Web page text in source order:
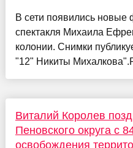
В сети появились новые
спектакля Михаила
колонии. Снимки
"12" Никиты
Виталий Королев
Пеновского округа с
освобождения